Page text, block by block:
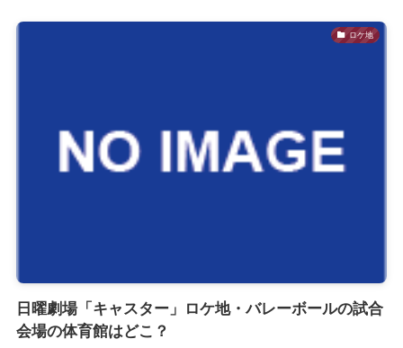
ロケ地
日曜劇場「キャスター」ロケ地・バレーボールの試合
会場の体育館はどこ？